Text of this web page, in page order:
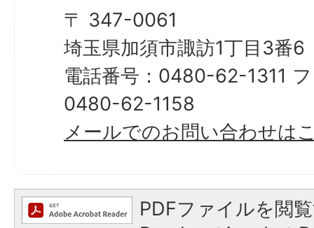
〒 347-0061
埼玉県加須市諏訪1丁目3番6
電話番号：0480-62-1311
0480-62-1158
メールでのお問い合わせは
PDFファイルを閲